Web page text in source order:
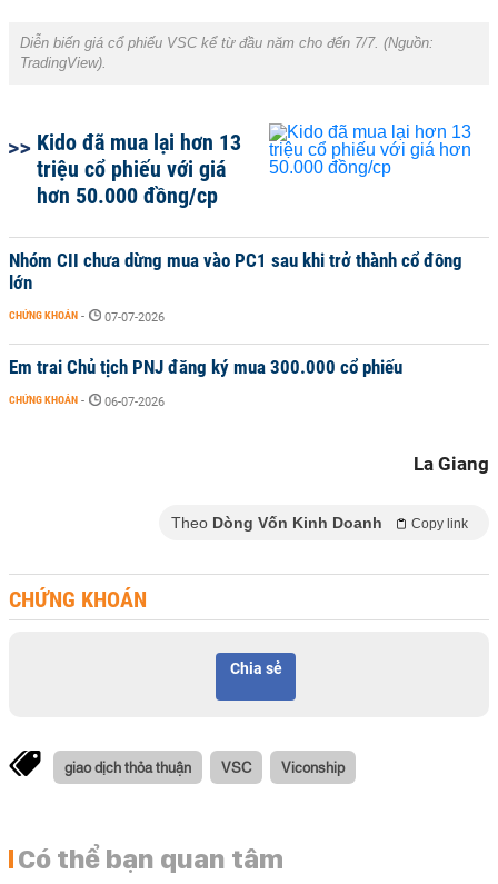
Diễn biến giá cổ phiếu VSC kể từ đầu năm cho đến 7/7. (Nguồn:
TradingView).
Kido đã mua lại hơn 13
triệu cổ phiếu với giá
hơn 50.000 đồng/cp
Nhóm CII chưa dừng mua vào PC1 sau khi trở thành cổ đông
lớn
CHỨNG KHOÁN - 07-07-2026
Em trai Chủ tịch PNJ đăng ký mua 300.000 cổ phiếu
CHỨNG KHOÁN - 06-07-2026
La Giang
Theo Dòng Vốn Kinh Doanh Copy link
CHỨNG KHOÁN
Chia sẻ
giao dịch thỏa thuận VSC Viconship
Có thể bạn quan tâm